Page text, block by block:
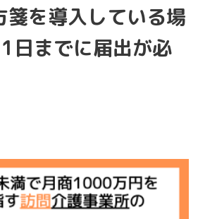
箋を導入している場
日までに届出が必